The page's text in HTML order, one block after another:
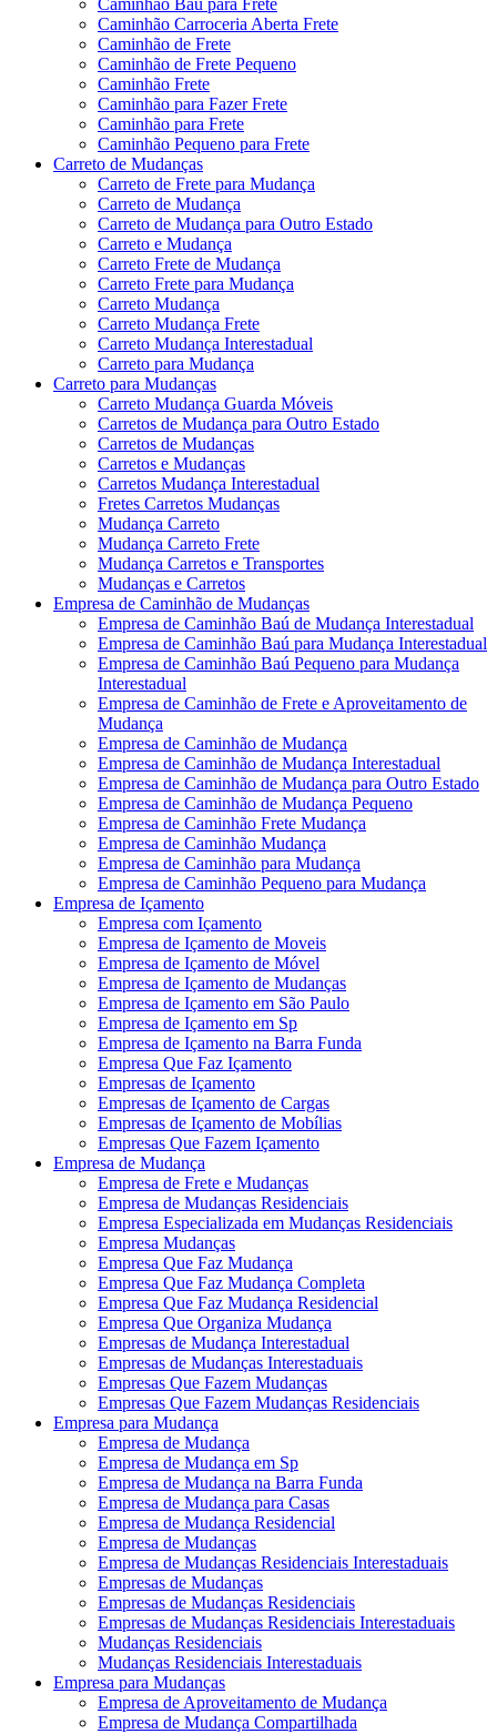
Caminhão Baú para Frete
Caminhão Carroceria Aberta Frete
Caminhão de Frete
Caminhão de Frete Pequeno
Caminhão Frete
Caminhão para Fazer Frete
Caminhão para Frete
Caminhão Pequeno para Frete
Carreto de Mudanças
Carreto de Frete para Mudança
Carreto de Mudança
Carreto de Mudança para Outro Estado
Carreto e Mudança
Carreto Frete de Mudança
Carreto Frete para Mudança
Carreto Mudança
Carreto Mudança Frete
Carreto Mudança Interestadual
Carreto para Mudança
Carreto para Mudanças
Carreto Mudança Guarda Móveis
Carretos de Mudança para Outro Estado
Carretos de Mudanças
Carretos e Mudanças
Carretos Mudança Interestadual
Fretes Carretos Mudanças
Mudança Carreto
Mudança Carreto Frete
Mudança Carretos e Transportes
Mudanças e Carretos
Empresa de Caminhão de Mudanças
Empresa de Caminhão Baú de Mudança Interestadual
Empresa de Caminhão Baú para Mudança Interestadual
Empresa de Caminhão Baú Pequeno para Mudança
Interestadual
Empresa de Caminhão de Frete e Aproveitamento de
Mudança
Empresa de Caminhão de Mudança
Empresa de Caminhão de Mudança Interestadual
Empresa de Caminhão de Mudança para Outro Estado
Empresa de Caminhão de Mudança Pequeno
Empresa de Caminhão Frete Mudança
Empresa de Caminhão Mudança
Empresa de Caminhão para Mudança
Empresa de Caminhão Pequeno para Mudança
Empresa de Içamento
Empresa com Içamento
Empresa de Içamento de Moveis
Empresa de Içamento de Móvel
Empresa de Içamento de Mudanças
Empresa de Içamento em São Paulo
Empresa de Içamento em Sp
Empresa de Içamento na Barra Funda
Empresa Que Faz Içamento
Empresas de Içamento
Empresas de Içamento de Cargas
Empresas de Içamento de Mobílias
Empresas Que Fazem Içamento
Empresa de Mudança
Empresa de Frete e Mudanças
Empresa de Mudanças Residenciais
Empresa Especializada em Mudanças Residenciais
Empresa Mudanças
Empresa Que Faz Mudança
Empresa Que Faz Mudança Completa
Empresa Que Faz Mudança Residencial
Empresa Que Organiza Mudança
Empresas de Mudança Interestadual
Empresas de Mudanças Interestaduais
Empresas Que Fazem Mudanças
Empresas Que Fazem Mudanças Residenciais
Empresa para Mudança
Empresa de Mudança
Empresa de Mudança em Sp
Empresa de Mudança na Barra Funda
Empresa de Mudança para Casas
Empresa de Mudança Residencial
Empresa de Mudanças
Empresa de Mudanças Residenciais Interestaduais
Empresas de Mudanças
Empresas de Mudanças Residenciais
Empresas de Mudanças Residenciais Interestaduais
Mudanças Residenciais
Mudanças Residenciais Interestaduais
Empresa para Mudanças
Empresa de Aproveitamento de Mudança
Empresa de Mudança Compartilhada